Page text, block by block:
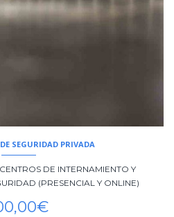
SEGURIDAD PRIVADA
DE INTERNAMIENTO Y
(PRESENCIAL Y ONLINE)
€